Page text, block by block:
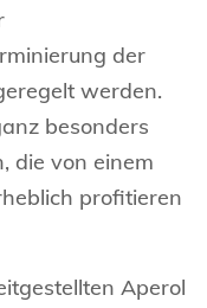
der
werden.
besonders
die von einem
profitieren
Aperol